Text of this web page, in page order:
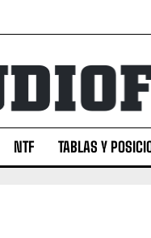
NTF TABLAS Y